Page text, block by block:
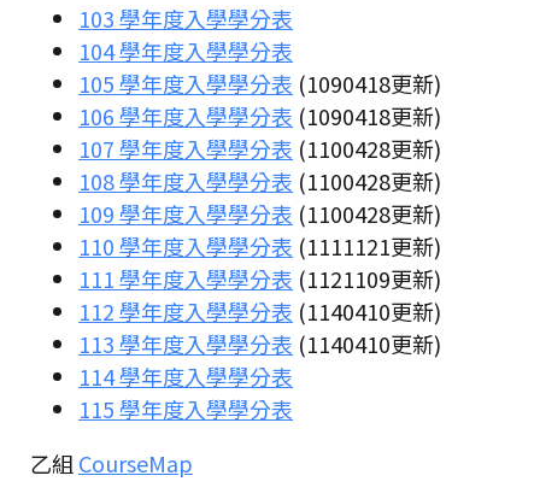
103 學年度入學學分表
104 學年度入學學分表
105 學年度入學學分表 (1090418更新)
106 學年度入學學分表 (1090418更新)
107 學年度入學學分表 (1100428更新)
108 學年度入學學分表 (1100428更新)
109 學年度入學學分表 (1100428更新)
110 學年度入學學分表 (1111121更新)
111 學年度入學學分表 (1121109更新)
112 學年度入學學分表 (1140410更新)
113 學年度入學學分表 (1140410更新)
114 學年度入學學分表
115 學年度入學學分表
乙組 CourseMap